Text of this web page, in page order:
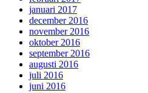
januari 2017
december 2016
november 2016
oktober 2016
september 2016
augusti 2016
juli 2016
juni 2016